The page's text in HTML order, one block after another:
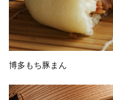
博多もち豚まん